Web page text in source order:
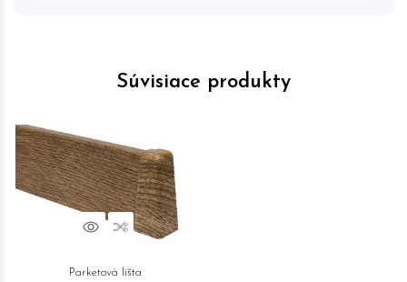
Súvisiace produkty
NáhľadPorovnať
Parketová lišta